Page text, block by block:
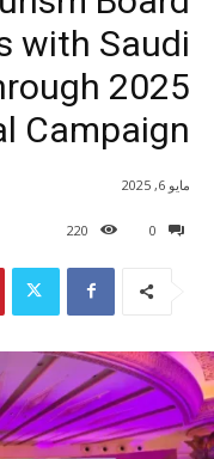
with Saudi
2025
Campaign
0
220
مايو 6, 2025